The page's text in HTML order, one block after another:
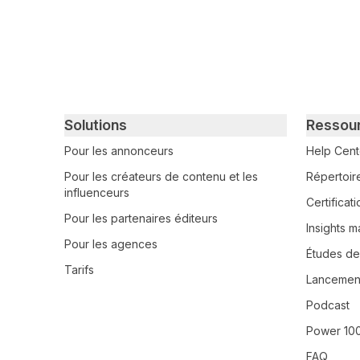
Primary footer navigation
Solutions
Pour les annonceurs
Pour les créateurs de contenu et les
influenceurs
Pour les partenaires éditeurs
Pour les agences
Tarifs
Help
Insights
Études
Podcast
Power
FAQ